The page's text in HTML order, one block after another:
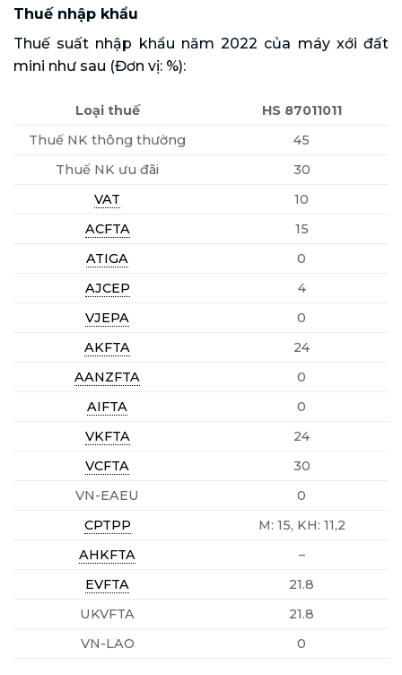
Thuế nhập khẩu
Thuế suất nhập khẩu năm 2022 của máy xới đất
mini như sau (Đơn vị: %):
Loại thuế
HS 87011011
Thuế NK thông thường
45
Thuế NK ưu đãi
30
VAT
10
ACFTA
15
ATIGA
0
AJCEP
4
VJEPA
0
AKFTA
24
AANZFTA
0
AIFTA
0
VKFTA
24
VCFTA
30
VN-EAEU
0
CPTPP
M: 15, KH: 11,2
AHKFTA
–
EVFTA
21.8
UKVFTA
21.8
VN-LAO
0